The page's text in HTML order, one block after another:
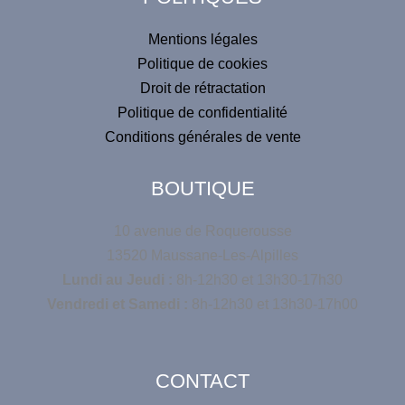
Mentions légales
Politique de cookies
Droit de rétractation
Politique de confidentialité
Conditions générales de vente
BOUTIQUE
10 avenue de Roquerousse
13520 Maussane-Les-Alpilles
Lundi au Jeudi : 8h-12h30 et 13h30-17h30
Vendredi et Samedi : 8h-12h30 et 13h30-17h00
CONTACT